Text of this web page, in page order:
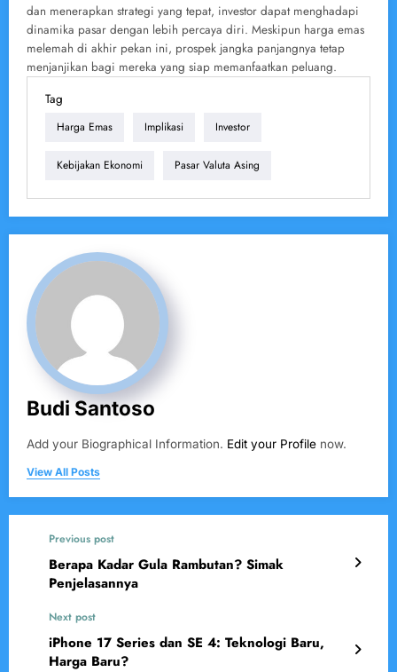
dan menerapkan strategi yang tepat, investor dapat menghadapi
dinamika pasar dengan lebih percaya diri. Meskipun harga emas
melemah di akhir pekan ini, prospek jangka panjangnya tetap
menjanjikan bagi mereka yang siap memanfaatkan peluang.
Tag
Harga Emas Implikasi Investor
Kebijakan Ekonomi Pasar Valuta Asing
Budi Santoso
Add your Biographical Information. Edit your Profile now.
View All Posts
Previous post
Berapa Kadar Gula Rambutan? Simak
Penjelasannya
Next post
iPhone 17 Series dan SE 4: Teknologi Baru,
Harga Baru?